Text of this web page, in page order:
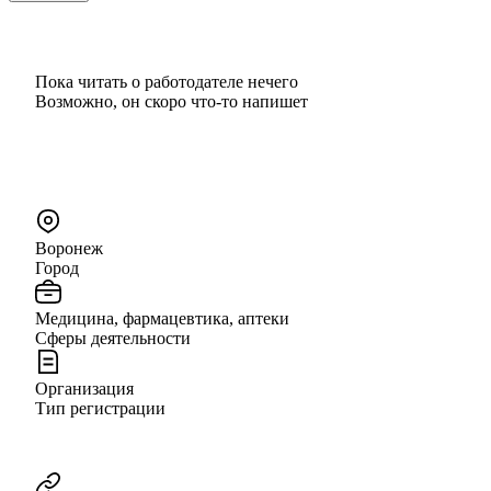
Пока читать о работодателе нечего
Возможно, он скоро что‑то напишет
Воронеж
Город
Медицина, фармацевтика, аптеки
Сферы деятельности
Организация
Тип регистрации